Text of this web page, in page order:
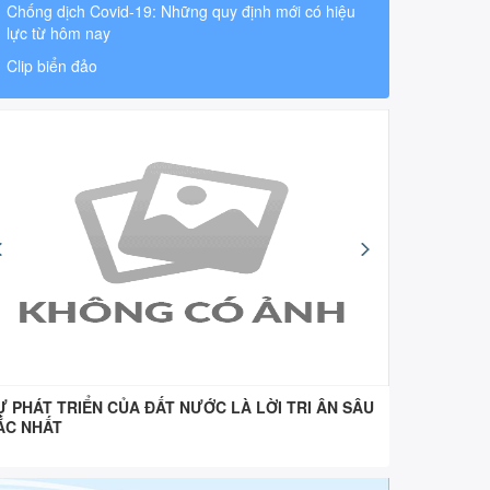
Chống dịch Covid-19: Những quy định mới có hiệu
lực từ hôm nay
Clip biển đảo
PHÁT TRIỂN CỦA ĐẤT NƯỚC LÀ LỜI TRI ÂN SÂU
NHẤT